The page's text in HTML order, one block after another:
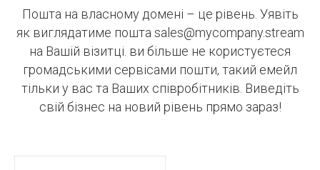
Пошта на власному домені – це рівень. Уявіть
як виглядатиме пошта sales@mycompany.stream
на Вашій візитці. ви більше не користуєтеся
громадськими сервісами пошти, такий емейл
тільки у вас та Ваших співробітників. Виведіть
свій бізнес на новий рівень прямо зараз!